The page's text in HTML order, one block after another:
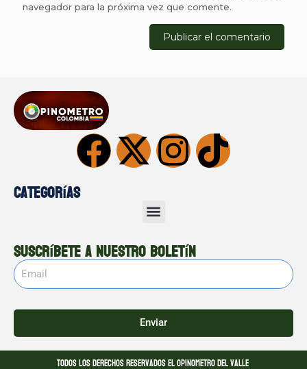
navegador para la próxima vez que comente.
Categorías
Suscríbete a nuestro boletín
Enviar
Todos los derechos reservados El opinometro del valle